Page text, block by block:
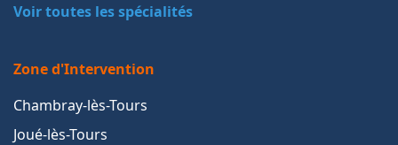
Voir toutes les spécialités
Zone d'Intervention
Chambray-lès-Tours
Joué-lès-Tours